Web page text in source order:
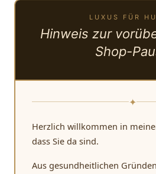
LUXUS FÜR
Hinweis zur
Shop-
✦
Herzlich willkommen in
dass Sie da sind.
Aus gesundheitlichen